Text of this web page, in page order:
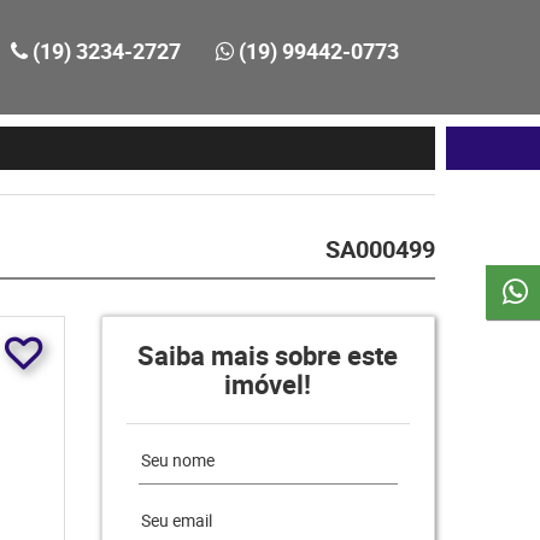
(19) 99442-0773
(19) 3234-2727
SA000499
Saiba mais sobre este
imóvel!